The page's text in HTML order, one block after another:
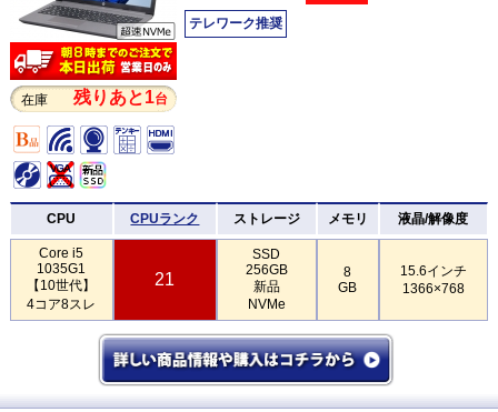
在庫 残りあと1台
テレワーク推奨
CPU CPUランク ストレージ メモリ 液晶/解像度
Core i5
1035G1
【10世代】
4コア8スレ
21
SSD
256GB
新品
NVMe
8
GB
15.6インチ
1366×768